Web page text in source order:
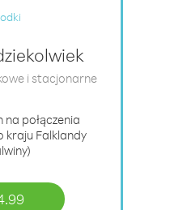
i stacjonarne
na połączenia
kraju Falklandy